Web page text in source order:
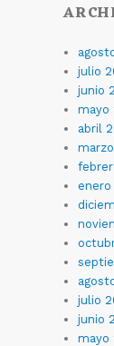
julio
junio
mayo
abril
enero
julio
junio
mayo